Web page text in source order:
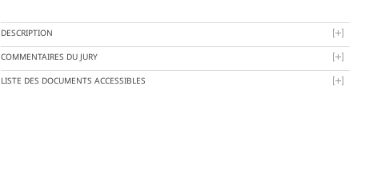
DESCRIPTION
COMMENTAIRES DU JURY
LISTE DES DOCUMENTS ACCESSIBLES